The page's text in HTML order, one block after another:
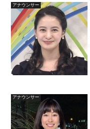
アナウンサー
アナウンサー